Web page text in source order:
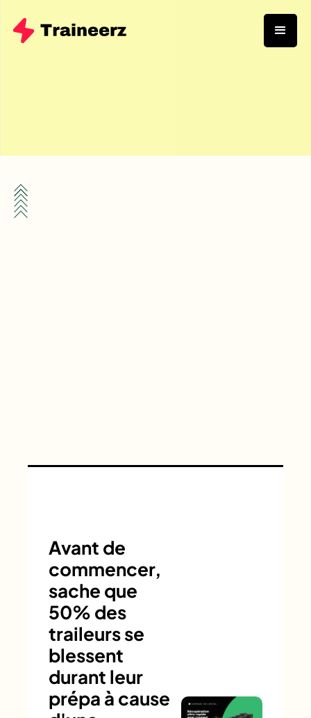
Avant de
commencer,
sache que
50% des
traileurs se
blessent
durant leur
prépa à cause